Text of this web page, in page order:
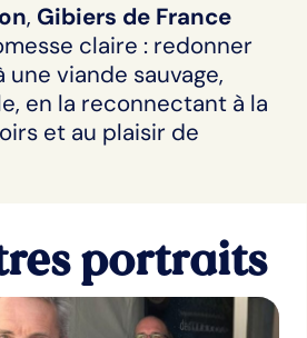
, Gibiers de France
claire : redonner
viande sauvage,
en la reconnectant à la
et au plaisir de
portraits